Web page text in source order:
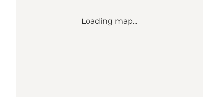
Loading map...